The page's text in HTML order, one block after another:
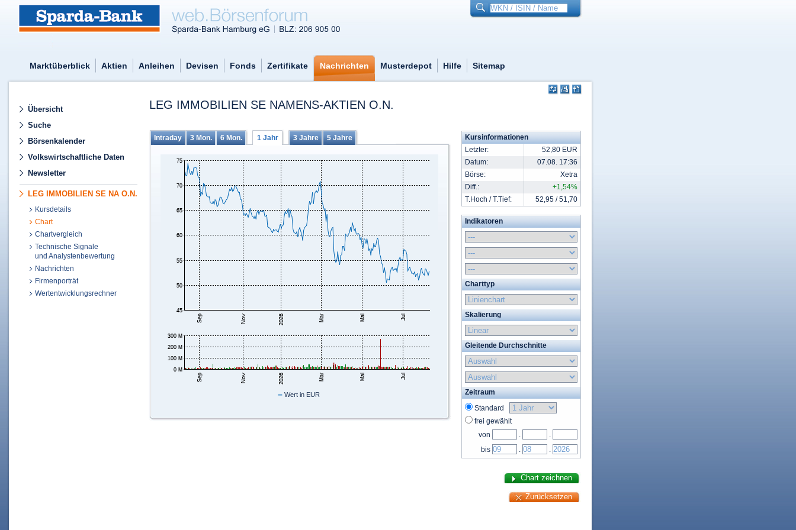
Marktüberblick Aktien Anleihen Devisen Fonds Zertifikate Nachrichten Musterdepot Hilfe Sitemap
Übersicht
Suche
Börsenkalender
Volkswirtschaftliche Daten
Newsletter
LEG IMMOBILIEN SE NA O.N.
Kursdetails
Chart
Chartvergleich
Technische Signale
und Analystenbewertung
Nachrichten
Firmenporträt
Wertentwicklungsrechner
LEG IMMOBILIEN SE NAMENS-AKTIEN O.N.
Intraday 3 Mon. 6 Mon. 1 Jahr 3 Jahre 5 Jahre
–Wert in EUR
Kursinformationen
Letzter:
52,80 EUR
Datum:
07.08. 17:36
Börse:
Xetra
Diff.:
+1,54%
T.Hoch / T.Tief:
52,95 / 51,70
Indikatoren
Charttyp
Skalierung
Gleitende Durchschnitte
Zeitraum
Standard
frei gewählt
von
.
.
bis
. .